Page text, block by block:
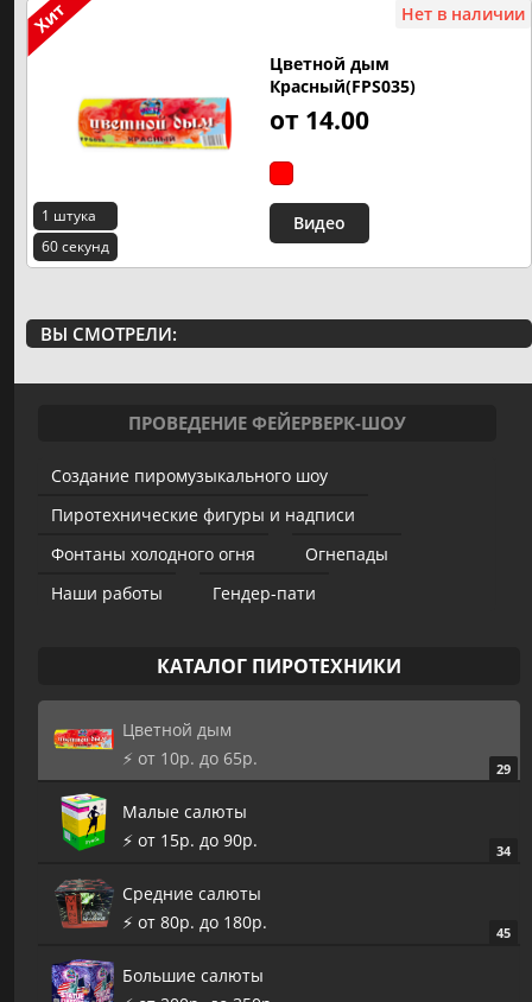
1 штука
60 секунд
Цветной дым
Красный(FPS035)
от 14.00
Нет в наличии
Видео
ВЫ СМОТРЕЛИ:
ПРОВЕДЕНИЕ ФЕЙЕРВЕРК-ШОУ
Создание пиромузыкального шоу
Пиротехнические фигуры и надписи
Фонтаны холодного огня
Огнепады
Наши работы
Гендер-пати
КАТАЛОГ ПИРОТЕХНИКИ
Цветной дым
⚡️ от 10р. до 65р.
29
Малые салюты
⚡️ от 15р. до 90р.
34
Средние салюты
⚡️ от 80р. до 180р.
45
Большие салюты